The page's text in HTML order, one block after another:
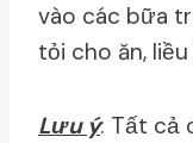
vào các bữa
tỏi cho ăn,
Lưu ý: Tất cả